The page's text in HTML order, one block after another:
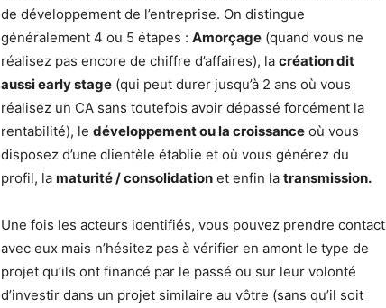
de développement de l’entreprise. On distingue
généralement 4 ou 5 étapes :Amorçage (quand vous ne
réalisez pas encore de chiffre d’affaires), lacréation dit
aussi early stage (qui peut durer jusqu’à 2 ans où vous
réalisez un CA sans toutefois avoir dépassé forcément la
rentabilité), ledéveloppement ou la croissance où vous
disposez d’une clientèle établie et où vous générez du
profil, lamaturité / consolidation et enfin latransmission.
Une fois les acteurs identifiés, vous pouvez prendre contact
avec eux mais n’hésitez pas à vérifier en amont le type de
projet qu’ils ont financé par le passé ou sur leur volonté
d’investir dans un projet similaire au vôtre (sans qu’il soit